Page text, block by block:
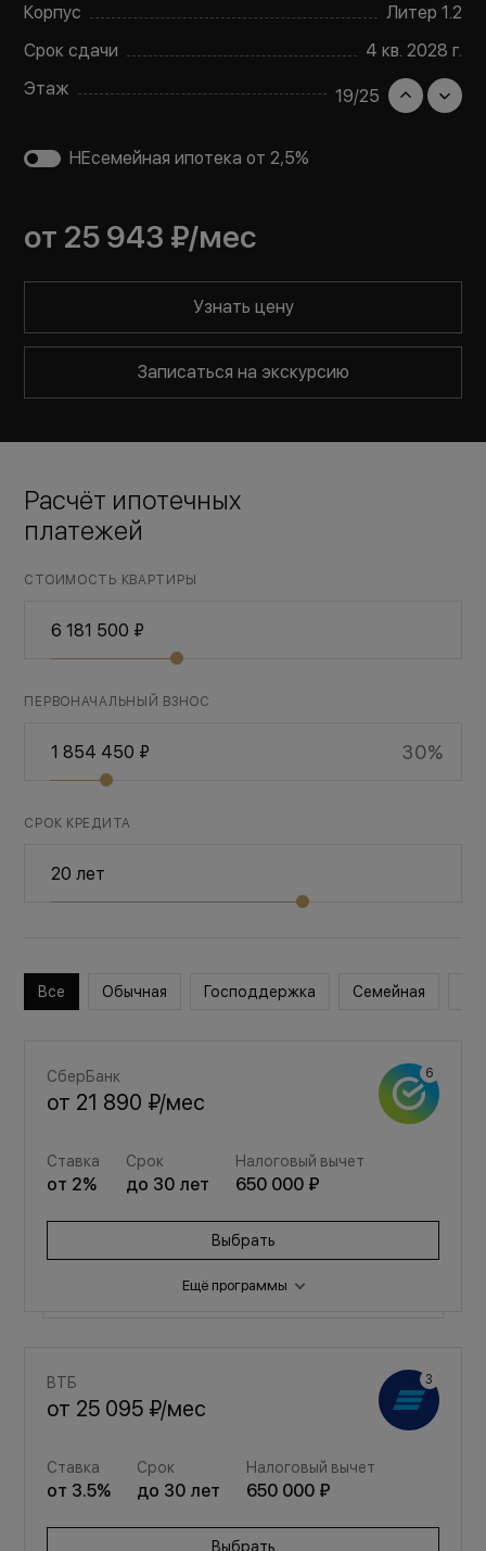
Корпус
Литер 1.2
Срок сдачи
4 кв. 2028 г.
Этаж
19/25
НЕсемейная ипотека от 2,5%
от 25 943 ₽/мес
Узнать цену
Записаться на экскурсию
Расчёт ипотечных
платежей
СТОИМОСТЬ КВАРТИРЫ
ПЕРВОНАЧАЛЬНЫЙ ВЗНОС
30%
СРОК КРЕДИТА
Все Обычная Господдержка Семейная
СберБанк
от 21 890 ₽/мес
Ставка
от 2%
Срок
до 30 лет
Налоговый вычет
650 000 ₽
Выбрать
Ещё программы
от29 311 ₽/мес
от3.5% до30 650 000 ₽
Выбрать
ВТБ
от 25 095 ₽/мес
Ставка
от 3.5%
Срок
до 30 лет
Налоговый вычет
650 000 ₽
Выбрать